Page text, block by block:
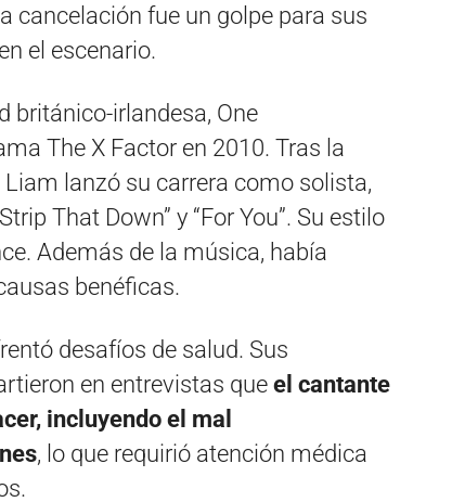
cancelación fue un golpe para sus
el escenario.
británico-irlandesa, One
The X Factor en 2010. Tras la
lanzó su carrera como solista,
That Down” y “For You”. Su estilo
Además de la música, había
benéficas.
desafíos de salud. Sus
en entrevistas queel cantante
incluyendo el mal
, lo que requirió atención médica